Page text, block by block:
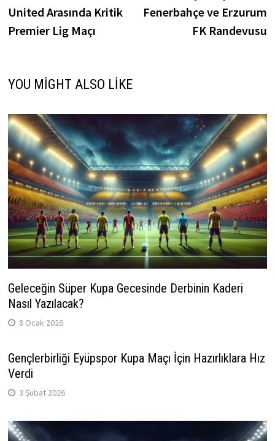
United Arasında Kritik
Premier Lig Maçı
Fenerbahçe ve Erzurum
FK Randevusu
YOU MIGHT ALSO LIKE
Geleceğin Süper Kupa Gecesinde Derbinin Kaderi
Nasıl Yazılacak?
8 Ocak 2026
Gençlerbirliği Eyüpspor Kupa Maçı İçin Hazırlıklara Hız
Verdi
3 Şubat 2026